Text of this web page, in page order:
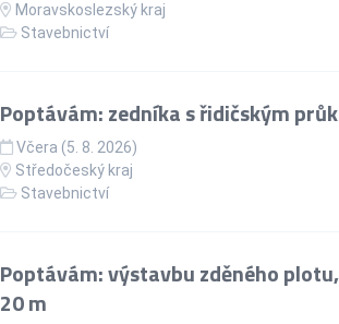
Moravskoslezský kraj
Stavebnictví
Poptávám: zedníka s řidičským
Včera (5. 8. 2026)
Středočeský kraj
Stavebnictví
Poptávám: výstavbu zděného
20 m